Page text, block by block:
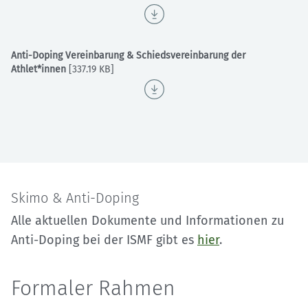
Anti-Doping Vereinbarung & Schiedsvereinbarung der
Athlet*innen [337.19 KB]
Skimo & Anti-Doping
Alle aktuellen Dokumente und Informationen zu
Anti-Doping bei der ISMF gibt es hier.
Formaler Rahmen